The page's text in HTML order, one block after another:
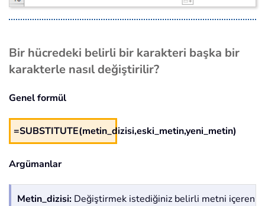
Bir hücredeki belirli bir karakteri başka bir
karakterle nasıl değiştirilir?
Genel formül
=SUBSTITUTE(metin_dizisi,eski_metin,yeni_metin)
Argümanlar
Metin_dizisi: Değiştirmek istediğiniz belirli metni içeren